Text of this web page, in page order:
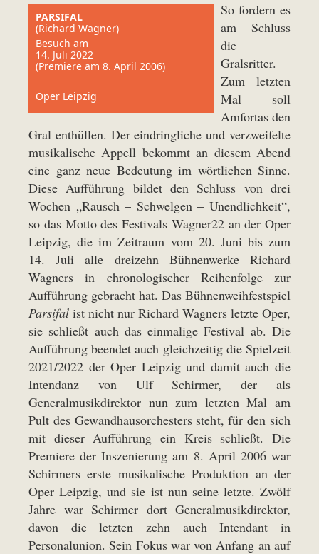
PARSIFAL
(Richard Wagner)
Besuch am
14. Juli 2022
(Premiere am 8. April 2006)
Oper Leipzig
So fordern es
am Schluss
die
Gralsritter.
Zum letzten
Mal soll
Amfortas den
Gral enthüllen. Der eindringliche und verzweifelte
musikalische Appell bekommt an diesem Abend
eine ganz neue Bedeutung im wörtlichen Sinne.
Diese Aufführung bildet den Schluss von drei
Wochen „Rausch – Schwelgen – Unendlichkeit“,
so das Motto des Festivals Wagner22 an der Oper
Leipzig, die im Zeitraum vom 20. Juni bis zum
14. Juli alle dreizehn Bühnenwerke Richard
Wagners in chronologischer Reihenfolge zur
Aufführung gebracht hat. Das Bühnenweihfestspiel
Parsifal ist nicht nur Richard Wagners letzte Oper,
sie schließt auch das einmalige Festival ab. Die
Aufführung beendet auch gleichzeitig die Spielzeit
2021/2022 der Oper Leipzig und damit auch die
Intendanz von Ulf Schirmer, der als
Generalmusikdirektor nun zum letzten Mal am
Pult des Gewandhausorchesters steht, für den sich
mit dieser Aufführung ein Kreis schließt. Die
Premiere der Inszenierung am 8. April 2006 war
Schirmers erste musikalische Produktion an der
Oper Leipzig, und sie ist nun seine letzte. Zwölf
Jahre war Schirmer dort Generalmusikdirektor,
davon die letzten zehn auch Intendant in
Personalunion. Sein Fokus war von Anfang an auf